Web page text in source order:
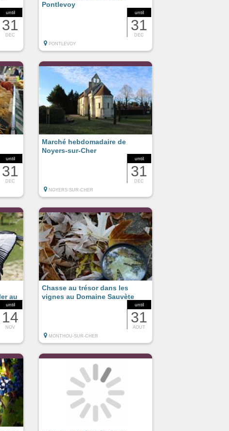
until
31
DEC
until
31
DEC
Pontlevoy
PONTLEVOY
until
31
DEC
until
31
DEC
Marché hebdomadaire de
Noyers-sur-Cher
NOYERS-SUR-CHER
until
14
NOV
au
until
31
AOUT
Chasse au trésor dans les
vignes au Domaine Sauvète
MONTHOU-SUR-CHER